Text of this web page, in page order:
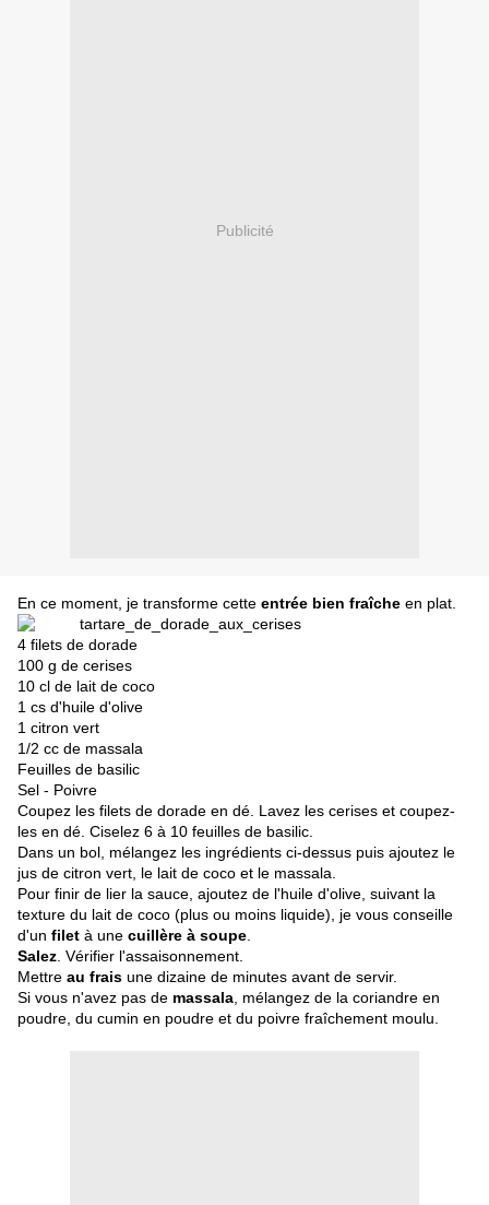
Publicité
En ce moment, je transforme cette entrée bien fraîche en plat.
4 filets de dorade
100 g de cerises
10 cl de lait de coco
1 cs d'huile d'olive
1 citron vert
1/2 cc de massala
Feuilles de basilic
Sel - Poivre
Coupez les filets de dorade en dé. Lavez les cerises et coupez-
les en dé. Ciselez 6 à 10 feuilles de basilic.
Dans un bol, mélangez les ingrédients ci-dessus puis ajoutez le
jus de citron vert, le lait de coco et le massala.
Pour finir de lier la sauce, ajoutez de l'huile d'olive, suivant la
texture du lait de coco (plus ou moins liquide), je vous conseille
d'un filet à une cuillère à soupe
Salez . Vérifier l'assaisonnement.
Mettre au frais une dizaine de minutes avant de servir.
Si vous n'avez pas de massala , mélangez de la coriandre en
poudre, du cumin en poudre et du poivre fraîchement moulu.